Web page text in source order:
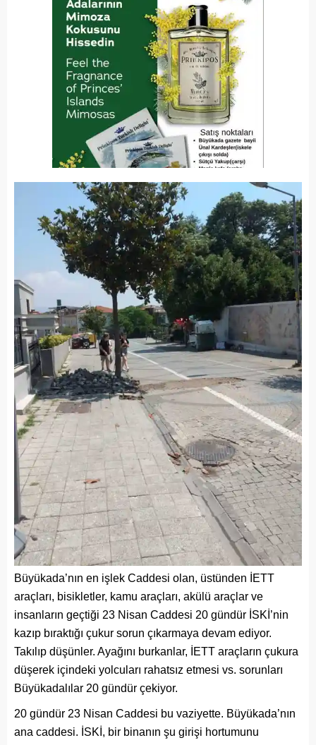
Büyükada’nın en işlek Caddesi olan, üstünden İETT
araçları, bisikletler, kamu araçları, akülü araçlar ve
insanların geçtiği 23 Nisan Caddesi 20 gündür İSKİ’nin
kazıp bıraktığı çukur sorun çıkarmaya devam ediyor.
Takılıp düşünler. Ayağını burkanlar, İETT araçların çukura
düşerek içindeki yolcuları rahatsız etmesi vs. sorunları
Büyükadalılar 20 gündür çekiyor.
20 gündür 23 Nisan Caddesi bu vaziyette. Büyükada’nın
ana caddesi. İSKİ, bir binanın şu girişi hortumunu